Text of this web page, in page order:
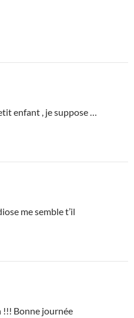
enfant , je suppose …
me semble t’il
!!! Bonne journée